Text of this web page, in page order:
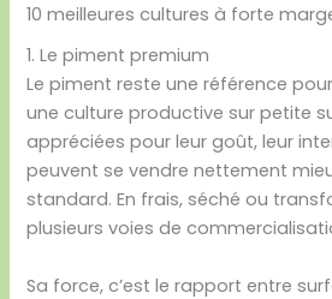
10 meilleures cultures à forte
1. Le piment premium
Le piment reste une référence
une culture productive sur petite
appréciées pour leur goût, leur
peuvent se vendre nettement
standard. En frais, séché ou
plusieurs voies de
Sa force, c’est le rapport entre